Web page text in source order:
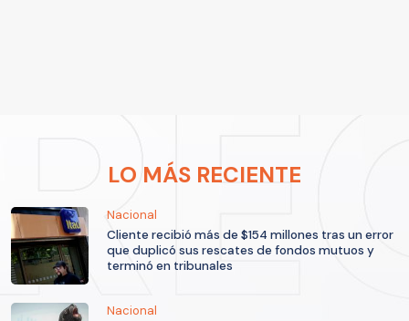
LO MÁS RECIENTE
Nacional
Cliente recibió más de $154 millones tras un error
que duplicó sus rescates de fondos mutuos y
terminó en tribunales
Nacional